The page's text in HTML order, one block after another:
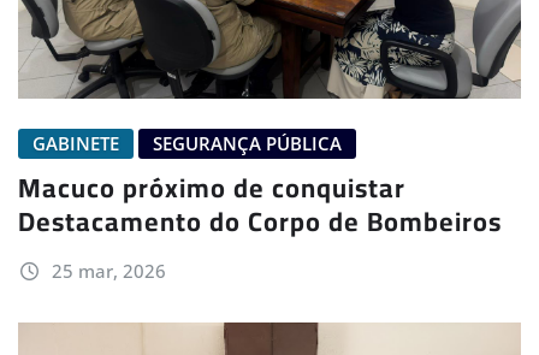
GABINETE SEGURANÇA PÚBLICA
Macuco próximo de conquistar
Destacamento do Corpo de Bombeiros
25 mar, 2026